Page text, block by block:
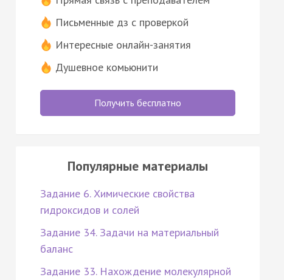
Письменные дз с проверкой
Интересные онлайн-занятия
Душевное комьюнити
Получить бесплатно
Популярные материалы
Задание 6. Химические свойства
гидроксидов и солей
Задание 34. Задачи на материальный
баланс
Задание 33. Нахождение молекулярной